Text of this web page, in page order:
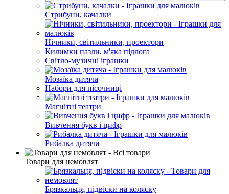
Стрибуни, качалки
Нічники, світильники, проектори
Килимки пазли, м'яка підлога
Світло-музичні іграшки
Мозаїка дитяча
Набори для пісочниці
Магнітні театри
Вивчення букв і цифр
Рибалка дитяча
Товари для немовлят
Брязкальця, підвіски на коляску